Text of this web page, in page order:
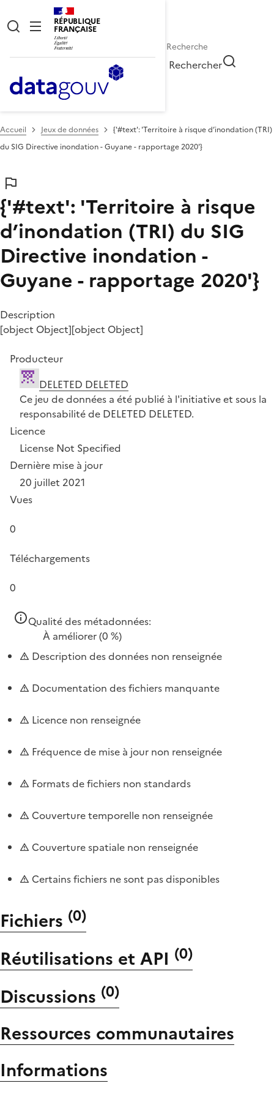
RÉPUBLIQUE
FRANÇAISE
Rechercher
Accueil Jeux de données
{'#text': 'Territoire à risque d’inondation (TRI)
du SIG Directive inondation - Guyane - rapportage 2020'}
{'#text': 'Territoire à risque
d’inondation (TRI) du SIG
Directive inondation -
Guyane - rapportage 2020'}
Description
[object Object][object Object]
Producteur
DELETED DELETED
Ce jeu de données a été publié à l'initiative et sous la
responsabilité de DELETED DELETED.
Licence
License Not Specified
Dernière mise à jour
20 juillet 2021
Vues
0
Téléchargements
0
Qualité des métadonnées:
À améliorer(0 %)
Description des données non renseignée
Documentation des fichiers manquante
Licence non renseignée
Fréquence de mise à jour non renseignée
Formats de fichiers non standards
Couverture temporelle non renseignée
Couverture spatiale non renseignée
Certains fichiers ne sont pas disponibles
Fichiers (0)
Réutilisations et API (0)
Discussions (0)
Ressources communautaires
Informations